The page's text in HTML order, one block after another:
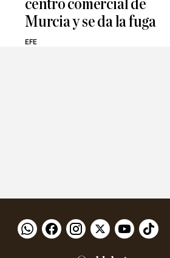
centro comercial de
Murcia y se da la fuga
EFE